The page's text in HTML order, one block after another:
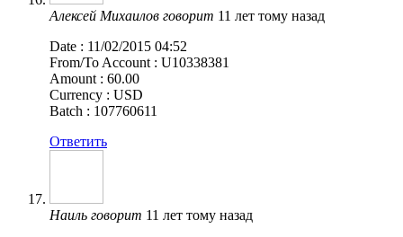
Алексей Михаилов говорит 11 лет тому назад
Date : 11/02/2015 04:52
From/To Account : U10338381
Amount : 60.00
Currency : USD
Batch : 107760611
Ответить
Наиль говорит 11 лет тому назад